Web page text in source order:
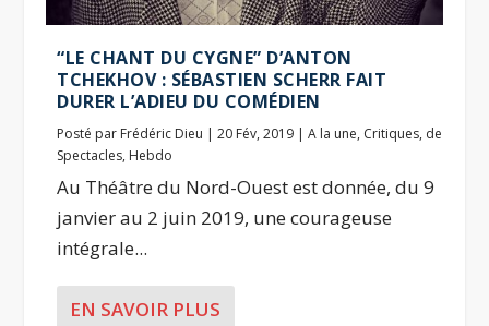
“LE CHANT DU CYGNE” D’ANTON
TCHEKHOV : SÉBASTIEN SCHERR FAIT
DURER L’ADIEU DU COMÉDIEN
Posté par Frédéric Dieu |20 Fév, 2019 |A la une, Critiques, de
Spectacles, Hebdo
Au Théâtre du Nord-Ouest est donnée, du 9
janvier au 2 juin 2019, une courageuse
intégrale...
EN SAVOIR PLUS